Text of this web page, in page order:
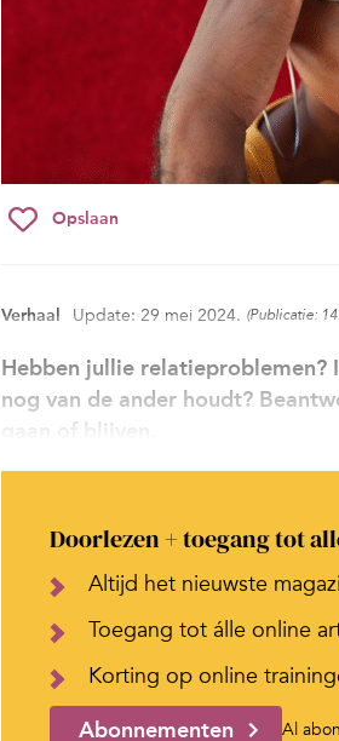
Opslaan
Verhaal Update: 29 mei 2024. (Publicatie:
Hebben jullie relatieproblemen?
nog van de ander houdt?
gaan of blijven.
Doorlezen + toegang tot
Altijd het nieuwste
Toegang tot álle online
Korting op online
Abonnementen Al